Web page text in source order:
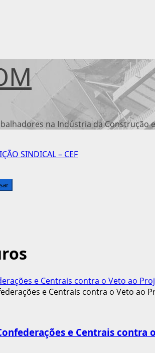
na Indústria da Construção
SINDICAL – CEF
e Centrais contra o Veto ao
e Centrais